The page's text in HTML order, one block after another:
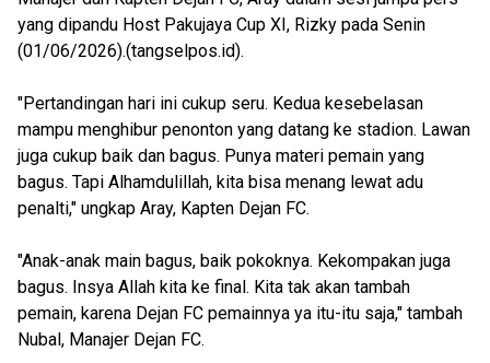
yang dipandu Host Pakujaya Cup XI, Rizky pada Senin
(01/06/2026).(tangselpos.id).
"Pertandingan hari ini cukup seru. Kedua kesebelasan
mampu menghibur penonton yang datang ke stadion. Lawan
juga cukup baik dan bagus. Punya materi pemain yang
bagus. Tapi Alhamdulillah, kita bisa menang lewat adu
penalti," ungkap Aray, Kapten Dejan FC.
"Anak-anak main bagus, baik pokoknya. Kekompakan juga
bagus. Insya Allah kita ke final. Kita tak akan tambah
pemain, karena Dejan FC pemainnya ya itu-itu saja," tambah
Nubal, Manajer Dejan FC.